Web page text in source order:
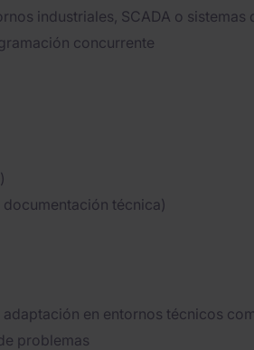
industriales, SCADA o sistemas
concurrente
técnica)
en entornos técnicos
problemas